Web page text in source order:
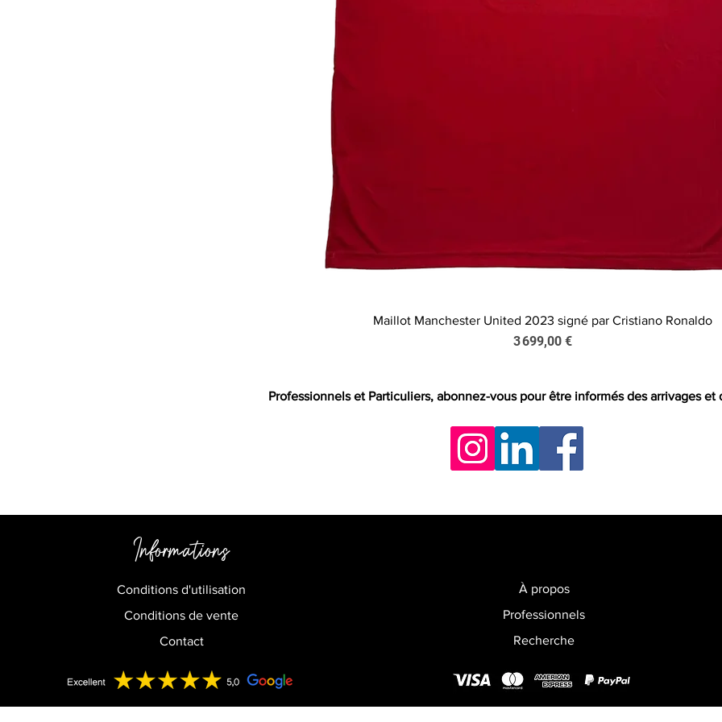
Aperçu rapide
Maillot Manchester United 2023 signé par Cristiano Ronaldo
Prix
3 699,00 €
Professionnels et Particuliers, abonnez-vous pour être informés des arrivages et
Informations
Conditions d'utilisation
Conditions de vente
Contact
À propos
Professionnels
Recherche